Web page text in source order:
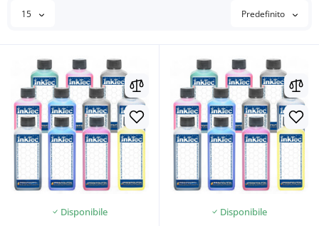
15 Predefinito
Disponibile
Disponibile